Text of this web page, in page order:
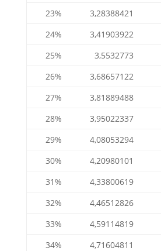
23%
3,28388421
24%
3,41903922
25%
3,5532773
26%
3,68657122
27%
3,81889488
28%
3,95022337
29%
4,08053294
30%
4,20980101
31%
4,33800619
32%
4,46512826
33%
4,59114819
34%
4,71604811